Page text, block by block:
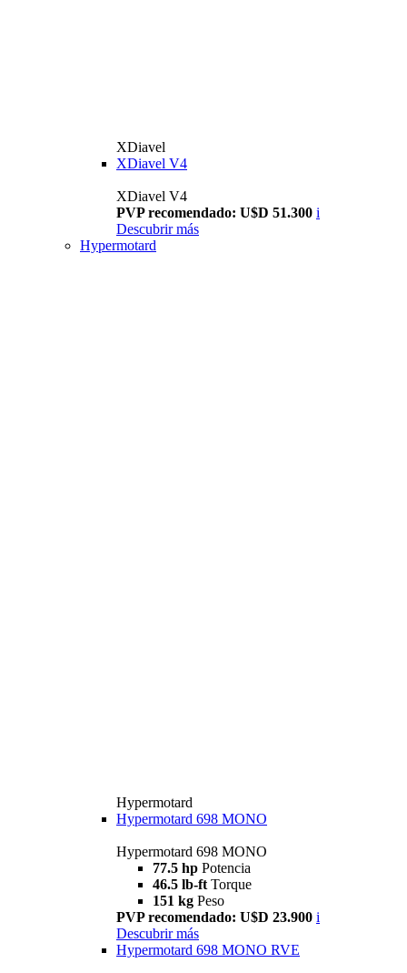
XDiavel
XDiavel V4
XDiavel V4
PVP recomendado: U$D 51.300 i
Descubrir más
Hypermotard
Hypermotard
Hypermotard 698 MONO
Hypermotard 698 MONO
77.5 hp Potencia
46.5 lb-ft Torque
151 kg Peso
PVP recomendado: U$D 23.900 i
Descubrir más
Hypermotard 698 MONO RVE